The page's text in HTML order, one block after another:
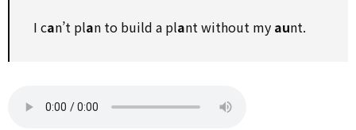
I can’t plan to build a plant without my aunt.